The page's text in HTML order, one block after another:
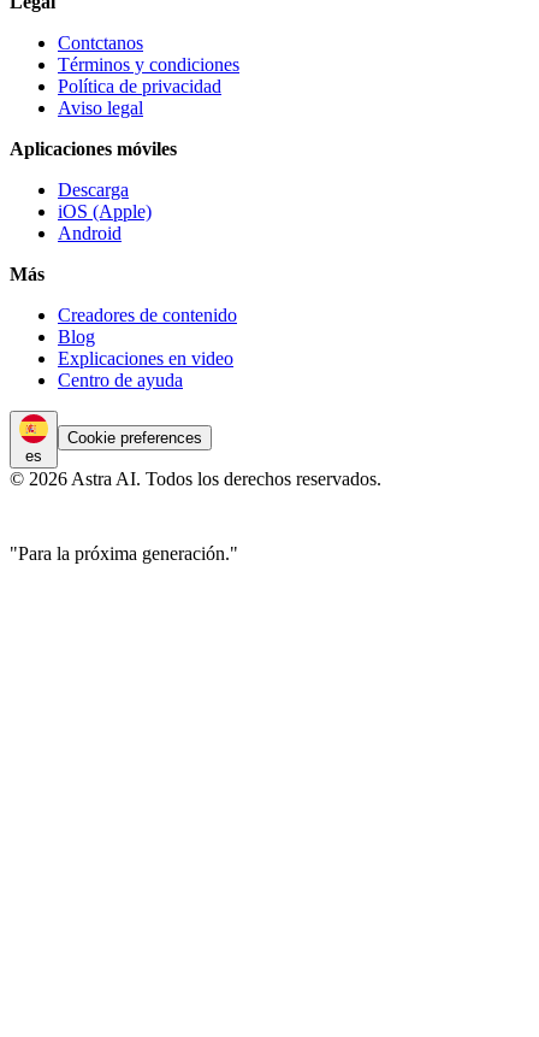
Contctanos
Términos y condiciones
Política de privacidad
Aviso legal
Aplicaciones móviles
Descarga
iOS (Apple)
Android
Más
Creadores de contenido
Blog
Explicaciones en video
Centro de ayuda
es
Cookie preferences
© 2026 Astra AI. Todos los derechos reservados.
"Para la próxima generación."